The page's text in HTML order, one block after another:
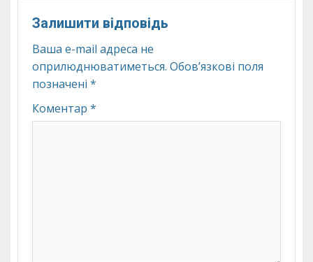
Залишити відповідь
Ваша e-mail адреса не
оприлюднюватиметься. Обов’язкові поля
позначені *
Коментар *